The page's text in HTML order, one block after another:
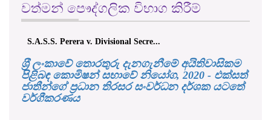
වත්මන් පෞද්ගලික විභාග කිරීම්
S.A.S.S. Perera v. Divisional Secre...
ශ‍්‍රී ලංකාවේ තොරතුරු දැනගැනීමේ අයිතිවාසිකම
පිළිබඳ කොමිෂන් සභාවේ නියෝග, 2020 - එක්සත්
ජාතීන්ගේ ප්‍රධාන තිරසර සංවර්ධන දර්ශක යටතේ
වර්ගීකරණය